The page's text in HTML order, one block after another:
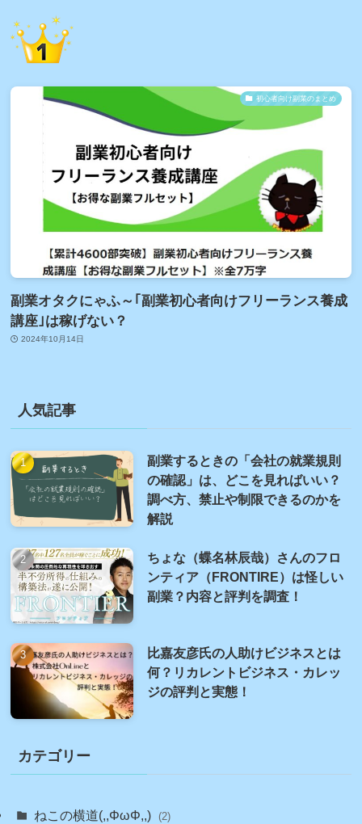
初心者向け副業のまとめ
副業オタクにゃふ～｢副業初心者向けフリーランス養成
講座｣は稼げない？
2024年10月14日
人気記事
副業するときの「会社の就業規則
の確認」は、どこを見ればいい？
調べ方、禁止や制限できるのかを
解説
ちょな（蝶名林辰哉）さんのフロ
ンティア（FRONTIRE）は怪しい
副業？内容と評判を調査！
比嘉友彦氏の人助けビジネスとは
何？リカレントビジネス・カレッ
ジの評判と実態！
カテゴリー
ねこの横道(,,ΦωΦ,,) (2)